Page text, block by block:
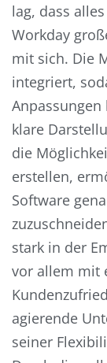
lag, dass
Workday
mit sich. Die
integriert,
klare
die
erstellen,
Software
stark in der
vor allem mit
agierende
seiner